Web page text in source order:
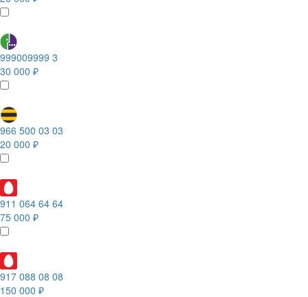
999009999 3
30 000 ₽
966 500 03 03
20 000 ₽
911 064 64 64
75 000 ₽
917 088 08 08
150 000 ₽